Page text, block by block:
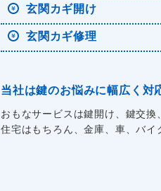
玄関カギ開け
玄関カギ修理
当社は鍵のお悩みに幅広く対
おもなサービスは鍵開け、鍵交
住宅はもちろん、金庫、車、バ